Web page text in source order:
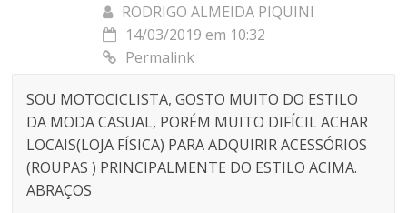
RODRIGO ALMEIDA PIQUINI
14/03/2019 em 10:32
Permalink
SOU MOTOCICLISTA, GOSTO MUITO DO ESTILO
DA MODA CASUAL, PORÉM MUITO DIFÍCIL ACHAR
LOCAIS(LOJA FÍSICA) PARA ADQUIRIR ACESSÓRIOS
(ROUPAS ) PRINCIPALMENTE DO ESTILO ACIMA.
ABRAÇOS